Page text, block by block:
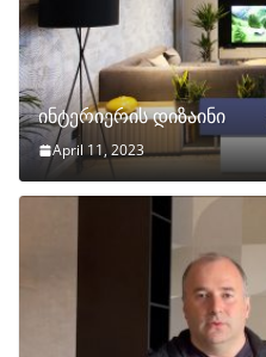
ინტერიერის დიზაინი
April 11, 2023